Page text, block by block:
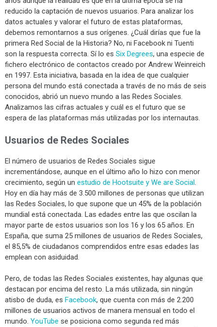
reducido la captación de nuevos usuarios. Para analizar los
datos actuales y valorar el futuro de estas plataformas,
debemos remontarnos a sus orígenes. ¿Cuál dirías que fue la
primera Red Social de la Historia? No, ni Facebook ni Tuenti
son la respuesta correcta. Sí lo es Six Degrees, una especie de
fichero electrónico de contactos creado por Andrew Weinreich
en 1997. Esta iniciativa, basada en la idea de que cualquier
persona del mundo está conectada a través de no más de seis
conocidos, abrió un nuevo mundo a las Redes Sociales.
Analizamos las cifras actuales y cuá l es el futuro que se
espera de las plataformas más utilizadas por los internautas.
Usuarios de Redes Sociales
El número de usuarios de Redes Sociales sigue
incrementándose, aunque en el último año lo hizo con menor
crecimiento, según un estudio de Hootsuite y We are Social.
Hoy en día hay más de 3.500 millones de personas que utilizan
las Redes Sociales, lo que supone que un 45% de la población
mundial está conectada. Las edades entre las que oscilan la
mayor parte de estos usuarios son los 16 y los 65 años. En
España, que suma 25 millones de usuarios de Redes Sociales,
el 85,5% de ciudadanos comprendidos entre esas edades las
emplean con asiduidad.
Pero, de todas las Redes Sociales existentes, hay algunas que
destacan por encima del resto. La más utilizada, sin ningún
atisbo de duda, es Facebook, que cuenta con más de 2.200
millones de usuarios activos de manera mensual en todo el
mundo. YouTube se posiciona como segunda red más